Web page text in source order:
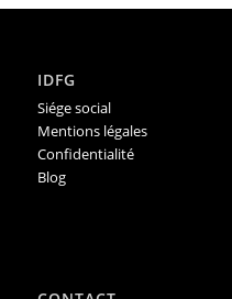
IDFG
Siége social
Mentions légales
Confidentialité
Blog